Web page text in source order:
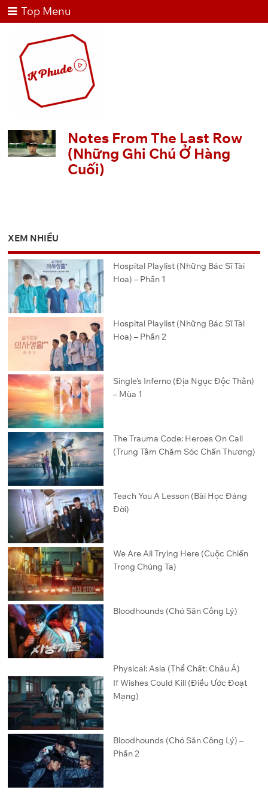
Top Menu
Notes From The Last Row
(Những Ghi Chú Ở Hàng
Cuối)
XEM NHIỀU
Hospital Playlist (Những Bác Sĩ Tài
Hoa) – Phần 1
Hospital Playlist (Những Bác Sĩ Tài
Hoa) – Phần 2
Single’s Inferno (Địa Ngục Độc Thân)
– Mùa 1
The Trauma Code: Heroes On Call
(Trung Tâm Chăm Sóc Chấn Thương)
Teach You A Lesson (Bài Học Đáng
Đời)
We Are All Trying Here (Cuộc Chiến
Trong Chúng Ta)
Bloodhounds (Chó Săn Công Lý)
Physical: Asia (Thể Chất: Châu Á)
If Wishes Could Kill (Điều Ước Đoạt
Mạng)
Bloodhounds (Chó Săn Công Lý) –
Phần 2